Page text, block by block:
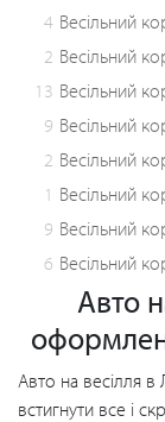
4 Весільний
2 Весільний
13 Весільний
9 Весільний
2 Весільний
1 Весільний
9 Весільний
6 Весільний
Авто
Авто на весілля в
встигнути все і